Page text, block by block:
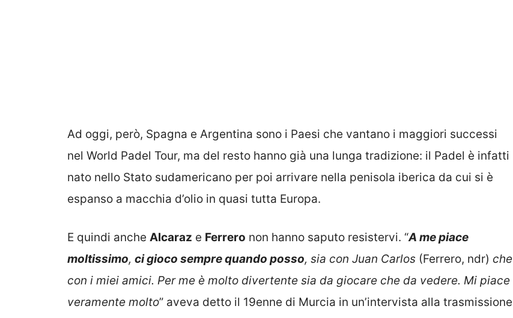
Ad oggi, però, Spagna e Argentina sono i Paesi che vantano i maggiori successi
nel World Padel Tour, ma del resto hanno già una lunga tradizione: il Padel è infatti
nato nello Stato sudamericano per poi arrivare nella penisola iberica da cui si è
espanso a macchia d’olio in quasi tutta Europa.
E quindi anche Alcaraz e Ferrero non hanno saputo resistervi. “A me piace
moltissimo, ci gioco sempre quando posso, sia con Juan Carlos (Ferrero, ndr) che
con i miei amici. Per me è molto divertente sia da giocare che da vedere. Mi piace
veramente molto” aveva detto il 19enne di Murcia in un’intervista alla trasmissione